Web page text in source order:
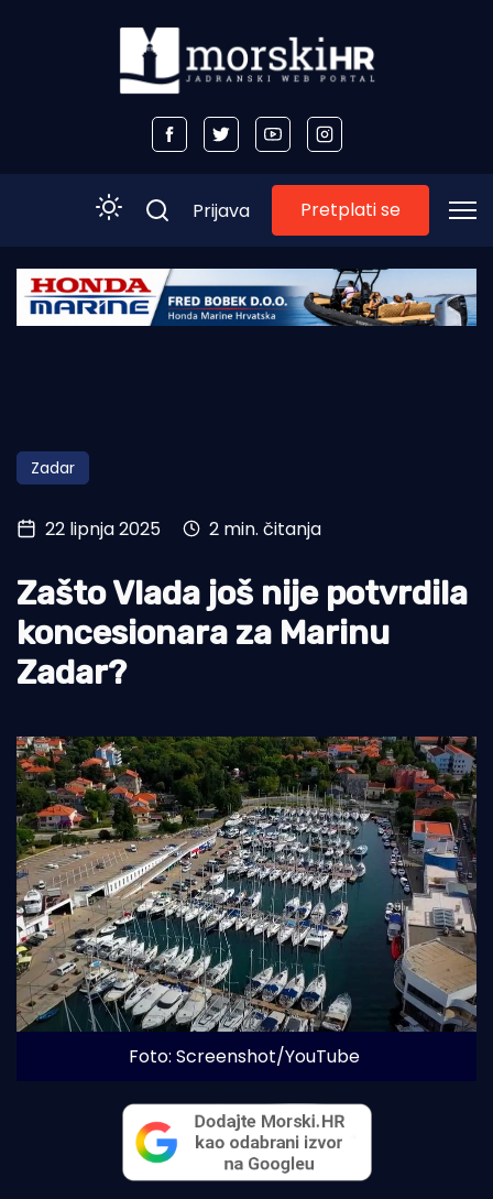
Početna
Obala
Otoci
Turizam i nautika
Pomorstvo
Ribolov
Ekologija
Prijava Pretplati se
Zadar
22 lipnja 2025 2 min. čitanja
Zašto Vlada još nije potvrdila
koncesionara za Marinu
Zadar?
Foto: Screenshot/YouTube